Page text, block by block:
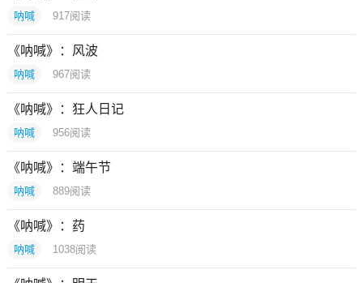
呐喊 917阅读
《呐喊》：风波
呐喊 967阅读
《呐喊》：狂人日记
呐喊 956阅读
《呐喊》：端午节
呐喊 889阅读
《呐喊》：药
呐喊 1038阅读